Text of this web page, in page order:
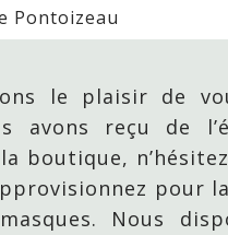
Pontoizeau
le plaisir de
avons reçu de
boutique,
pour
Nous